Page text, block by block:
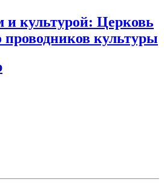
культурой: Церковь
проводников культуры